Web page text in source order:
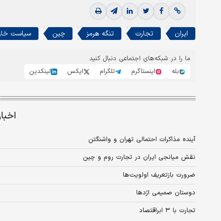
ایران تجارت تنگه هرمز چین سیاست
ما را در شبکه‌های اجتماعی دنبال کنید
بله
اینستاگرم تلگرام ایکس لینکدین
آینده مذاکرات احتمالی تهران و واشنگتن
نقش میانجی ایران در تجارت روم و چین
ضرورت بازتعریف اولویت‌ها
دوستان صمیمی اژدها
تجارت با ۳ ابراقتصاد